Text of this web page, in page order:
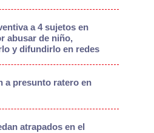
a 4 sujetos en
abusar de niño,
y difundirlo en redes
a presunto ratero en
atrapados en el